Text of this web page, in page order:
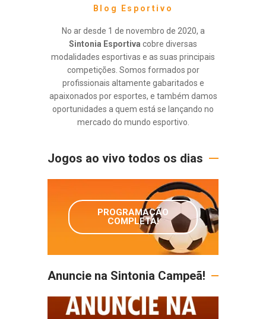
Blog Esportivo
No ar desde 1 de novembro de 2020, a
Sintonia Esportiva cobre diversas
modalidades esportivas e as suas principais
competições. Somos formados por
profissionais altamente gabaritados e
apaixonados por esportes, e também damos
oportunidades a quem está se lançando no
mercado do mundo esportivo.
Jogos ao vivo todos os dias
PROGRAMAÇÃO
COMPLETA!
Anuncie na Sintonia Campeã!